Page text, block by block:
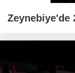
Zeynebiye'de